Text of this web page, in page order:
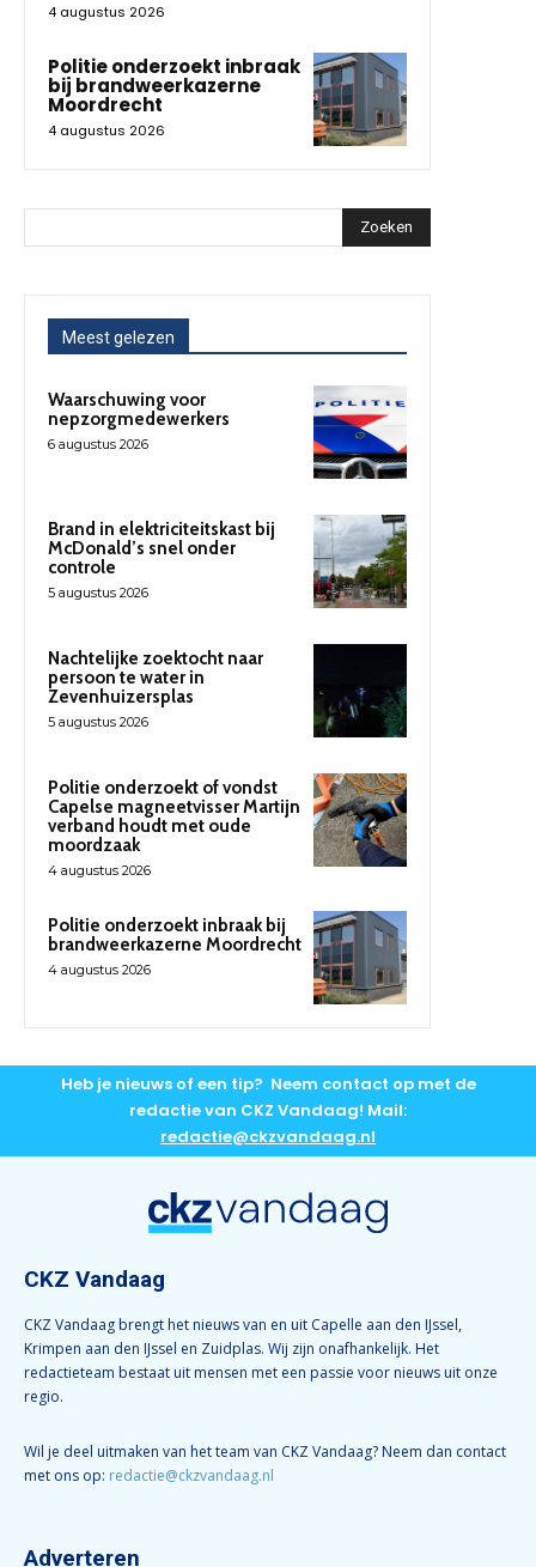
4 augustus 2026
Politie onderzoekt inbraak
bij brandweerkazerne
Moordrecht
4 augustus 2026
Zoeken
Meest gelezen
Waarschuwing voor
nepzorgmedewerkers
6 augustus 2026
Brand in elektriciteitskast bij
McDonald’s snel onder
controle
5 augustus 2026
Nachtelijke zoektocht naar
persoon te water in
Zevenhuizersplas
5 augustus 2026
Politie onderzoekt of vondst
Capelse magneetvisser Martijn
verband houdt met oude
moordzaak
4 augustus 2026
Politie onderzoekt inbraak bij
brandweerkazerne Moordrecht
4 augustus 2026
Heb je nieuws of een tip? Neem contact op met de
redactie van CKZ Vandaag! Mail:
redactie@ckzvandaag.nl
CKZ Vandaag
CKZ Vandaag brengt het nieuws van en uit Capelle aan den IJssel,
Krimpen aan den IJssel en Zuidplas. Wij zijn onafhankelijk. Het
redactieteam bestaat uit mensen met een passie voor nieuws uit onze
regio.
Wil je deel uitmaken van het team van CKZ Vandaag? Neem dan contact
met ons op: redactie@ckzvandaag.nl
Adverteren